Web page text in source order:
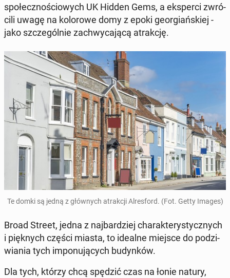
spo­łecz­no­ścio­wych UK Hidden Gems, a eks­per­ci zwró­
ci­li uwagę na ko­lo­ro­we domy z epoki geo­r­giań­skiej -
jako szcze­gól­nie za­chwy­ca­ją­cą atrak­cję.
Te domki są jedną z głów­nych atrak­cji Al­res­ford. (Fot. Getty Images)
Broad Street, jedna z naj­bar­dziej cha­rak­te­ry­stycz­nych
i pięk­nych części miasta, to idealne miejsce do po­dzi­
wia­nia tych im­po­nu­ją­cych bu­dyn­ków.
Dla tych, którzy chcą spędzić czas na łonie natury,